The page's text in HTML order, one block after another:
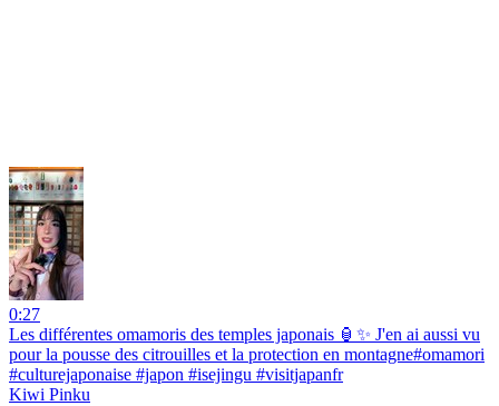
0:27
Les différentes omamoris des temples japonais 🏮✨ J'en ai aussi vu
pour la pousse des citrouilles et la protection en montagne#omamori
#culturejaponaise #japon #isejingu #visitjapanfr
Kiwi Pinku